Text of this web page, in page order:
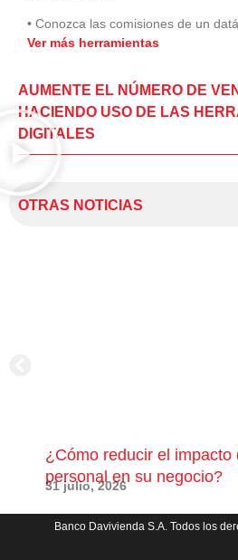
• Conozca las comisiones de un
Ver más herramientas
AUMENTE EL NÚMERO DE
HACIENDO USO DE LAS
DIGITALES
OTRAS NOTICIAS
¿Cómo reducir el impacto
personal en su negocio?
31 julio, 2026
Banco Davivienda S.A. Todos los